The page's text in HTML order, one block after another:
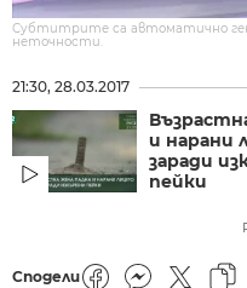
Субтитрите са автоматично
неточности.
21:30, 28.03.2017
и нарани
заради
пейки
Сподели